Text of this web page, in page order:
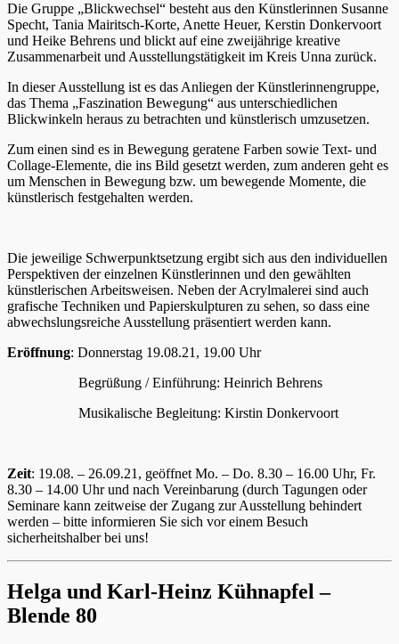
Die Gruppe „Blickwechsel“ besteht aus den Künstlerinnen Susanne
Specht, Tania Mairitsch-Korte, Anette Heuer, Kerstin Donkervoort
und Heike Behrens und blickt auf eine zweijährige kreative
Zusammenarbeit und Ausstellungstätigkeit im Kreis Unna zurück.
In dieser Ausstellung ist es das Anliegen der Künstlerinnengruppe,
das Thema „Faszination Bewegung“ aus unterschiedlichen
Blickwinkeln heraus zu betrachten und künstlerisch umzusetzen.
Zum einen sind es in Bewegung geratene Farben sowie Text- und
Collage-Elemente, die ins Bild gesetzt werden, zum anderen geht es
um Menschen in Bewegung bzw. um bewegende Momente, die
künstlerisch festgehalten werden.
Die jeweilige Schwerpunktsetzung ergibt sich aus den individuellen
Perspektiven der einzelnen Künstlerinnen und den gewählten
künstlerischen Arbeitsweisen. Neben der Acrylmalerei sind auch
grafische Techniken und Papierskulpturen zu sehen, so dass eine
abwechslungsreiche Ausstellung präsentiert werden kann.
Eröffnung: Donnerstag 19.08.21, 19.00 Uhr
Begrüßung / Einführung: Heinrich Behrens
Musikalische Begleitung: Kirstin Donkervoort
Zeit: 19.08. – 26.09.21, geöffnet Mo. – Do. 8.30 – 16.00 Uhr, Fr.
8.30 – 14.00 Uhr und nach Vereinbarung (durch Tagungen oder
Seminare kann zeitweise der Zugang zur Ausstellung behindert
werden – bitte informieren Sie sich vor einem Besuch
sicherheitshalber bei uns!
Helga und Karl-Heinz Kühnapfel –
Blende 80